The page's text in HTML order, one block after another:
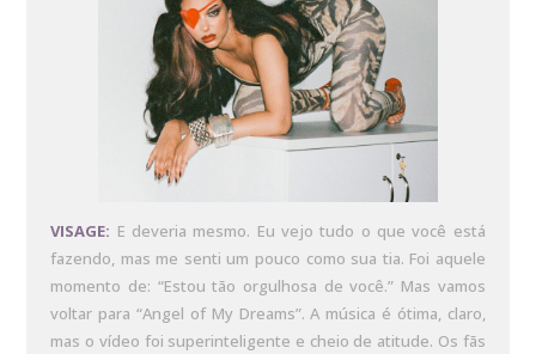
VISAGE: E deveria mesmo. Eu vejo tudo o que você está
fazendo, mas me senti um pouco como sua tia. Foi aquele
momento de: “Estou tão orgulhosa de você.” Mas vamos
voltar para “Angel of My Dreams”. A música é ótima, claro,
mas o vídeo foi superinteligente e cheio de atitude. Os fãs